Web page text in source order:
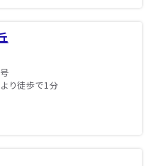
り徒歩で1分